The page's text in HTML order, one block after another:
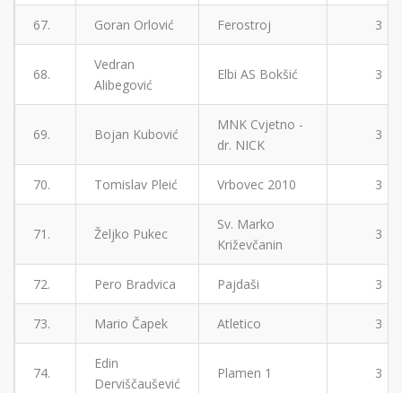
67. Goran Orlović Ferostroj 3
68.
Vedran
Alibegović
Elbi AS Bokšić 3
69. Bojan Kubović
MNK Cvjetno -
dr. NICK
3
70. Tomislav Pleić Vrbovec 2010 3
71. Željko Pukec
Sv. Marko
Križevčanin
3
72. Pero Bradvica Pajdaši 3
73. Mario Čapek Atletico 3
74.
Edin
Derviščaušević
Plamen 1 3